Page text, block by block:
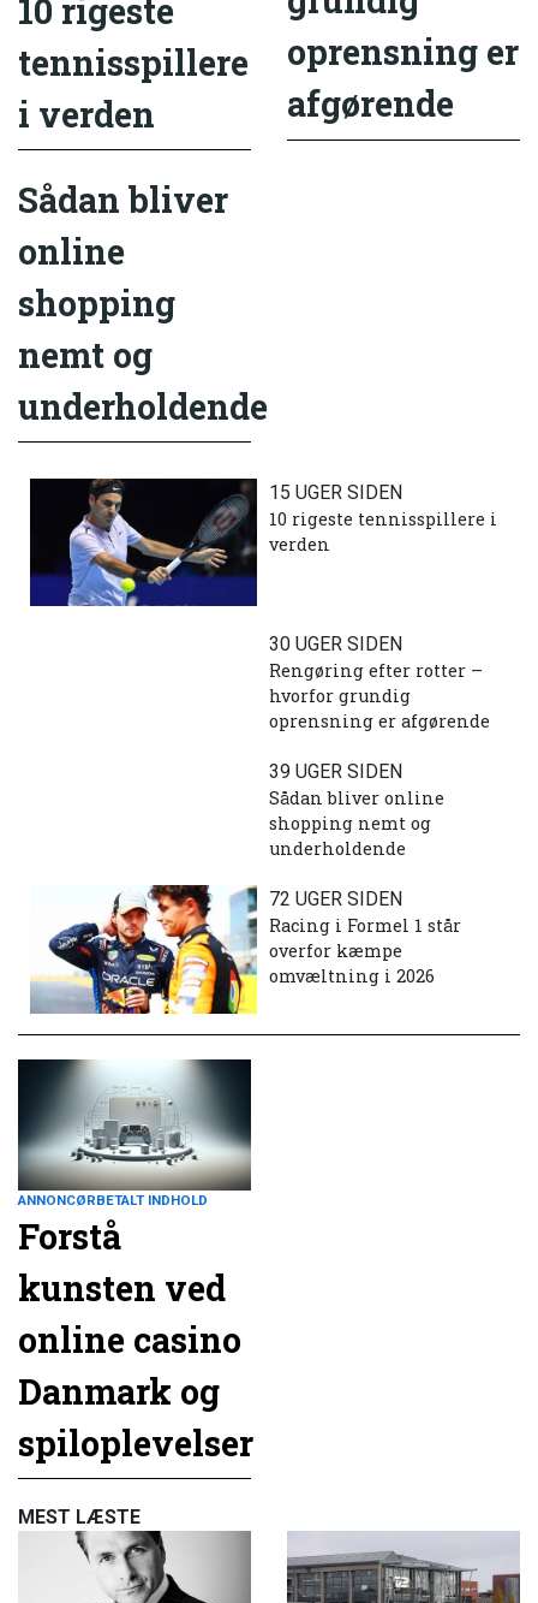
10 rigeste
tennisspillere
i verden
oprensning er
afgørende
Sådan bliver
online
shopping
nemt og
underholdende
15 UGER SIDEN
10 rigeste tennisspillere i
verden
30 UGER SIDEN
Rengøring efter rotter –
hvorfor grundig
oprensning er afgørende
39 UGER SIDEN
Sådan bliver online
shopping nemt og
underholdende
72 UGER SIDEN
Racing i Formel 1 står
overfor kæmpe
omvæltning i 2026
ANNONCØRBETALT INDHOLD
Forstå
kunsten ved
online casino
Danmark og
spiloplevelser
MEST LÆSTE